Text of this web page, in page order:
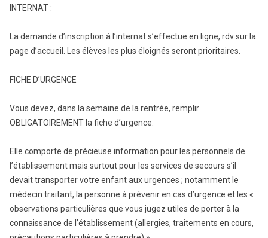
INTERNAT :
La demande d’inscription à l’internat s’effectue en ligne, rdv sur la
page d’accueil. Les élèves les plus éloignés seront prioritaires.
FICHE D’URGENCE
Vous devez, dans la semaine de la rentrée, remplir
OBLIGATOIREMENT la fiche d’urgence.
Elle comporte de précieuse information pour les personnels de
l’établissement mais surtout pour les services de secours s’il
devait transporter votre enfant aux urgences ; notamment le
médecin traitant, la personne à prévenir en cas d’urgence et les «
observations particulières que vous jugez utiles de porter à la
connaissance de l’établissement (allergies, traitements en cours,